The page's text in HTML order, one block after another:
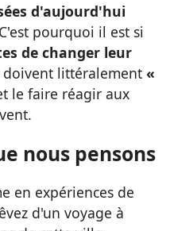
d'aujourd'hui
pourquoi il est si
de changer leur
doivent littéralement «
le faire réagir aux
nous pensons
en expériences de
d'un voyage à